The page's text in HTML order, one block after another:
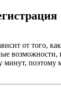
от того,
минут, поэтому